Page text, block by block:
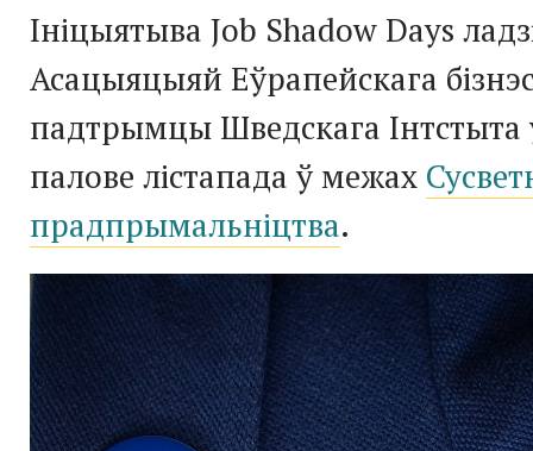
Ініцыятыва Job Shadow Days
Асацыяцыяй Еўрапейскага
падтрымцы Шведскага Інтстыта
палове лістапада ў межах
прадпрымальніцтва.